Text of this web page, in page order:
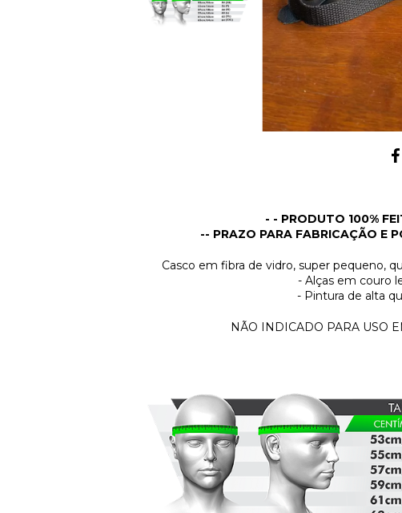
- - PRODUTO 100%
-- PRAZO PARA FABRICAÇÃO E
Casco em fibra de vidro, super pequeno,
- Alças em couro
- Pintura de alta
NÃO INDICADO PARA USO